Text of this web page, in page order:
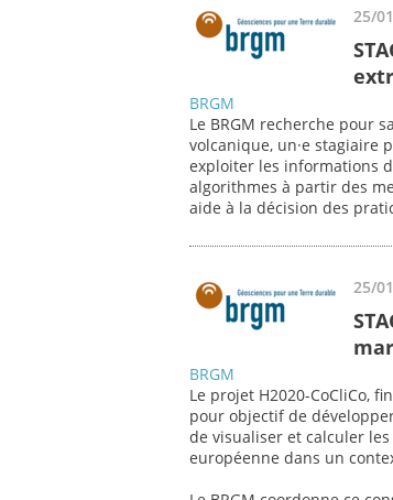
25/
BRGM
Le BRGM recherche pour
volcanique, un·e stagiaire
exploiter les informations
algorithmes à partir des
aide à la décision des
25/
BRGM
Le projet H2020-CoCliCo,
pour objectif de
de visualiser et calculer
européenne dans un